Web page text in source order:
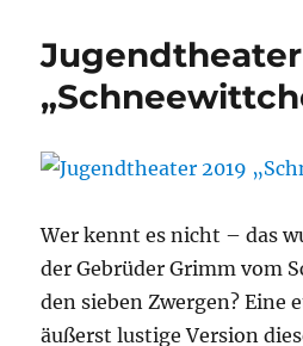
Jugendtheater
Wer kennt es nicht – das
der Gebrüder Grimm vom
den sieben Zwergen? Eine
äußerst lustige Version